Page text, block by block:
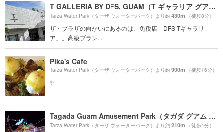
T GALLERIA BY DFS, GUAM（T ギャラリア グアム by DFS）
Tarza Water Park（ターザ ウォーターパーク）より約430m （徒歩8分）
ザ・プラザの向かいにあるのは、免税店「DFS Tギャラリ
ア」。高級ブラン...
Pika's Cafe
Tarza Water Park（ターザ ウォーターパーク）より約900m （徒歩16分）
✨
Tagada Guam Amusement Park（タガダ グアム アミューズメント パーク）
Tarza Water Park（ターザ ウォーターパーク）より約210m （徒歩4分）